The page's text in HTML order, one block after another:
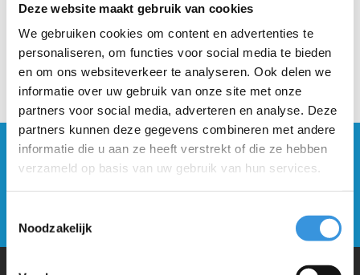
Deze website maakt gebruik van cookies
We gebruiken cookies om content en advertenties te
personaliseren, om functies voor social media te bieden
en om ons websiteverkeer te analyseren. Ook delen we
informatie over uw gebruik van onze site met onze
partners voor social media, adverteren en analyse. Deze
partners kunnen deze gegevens combineren met andere
informatie die u aan ze heeft verstrekt of die ze hebben
verzameld op basis van uw gebruik van hun services.
Noodzakelijk
Blijf op de hoogte en schrijf je in voor onze
nieuwsbrief